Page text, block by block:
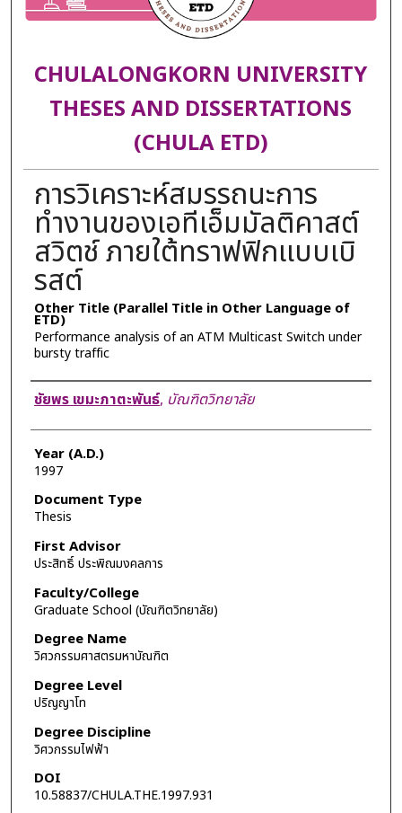
CHULALONGKORN UNIVERSITY
THESES AND DISSERTATIONS
(CHULA ETD)
การวิเคราะห์สมรรถนะการ
ทำงานของเอทีเอ็มมัลติคาสต์
สวิตช์ ภายใต้ทราฟฟิกแบบเบิ
รสต์
Other Title (Parallel Title in Other Language of
ETD)
Performance analysis of an ATM Multicast Switch under
bursty traffic
Author
ชัยพร เขมะภาตะพันธ์, บัณฑิตวิทยาลัย
Year (A.D.)
1997
Document Type
Thesis
First Advisor
ประสิทธิ์ ประพิณมงคลการ
Faculty/College
Graduate School (บัณฑิตวิทยาลัย)
Degree Name
วิศวกรรมศาสตรมหาบัณฑิต
Degree Level
ปริญญาโท
Degree Discipline
วิศวกรรมไฟฟ้า
DOI
10.58837/CHULA.THE.1997.931